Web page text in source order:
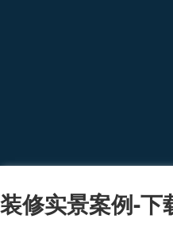
装修实景案例-下